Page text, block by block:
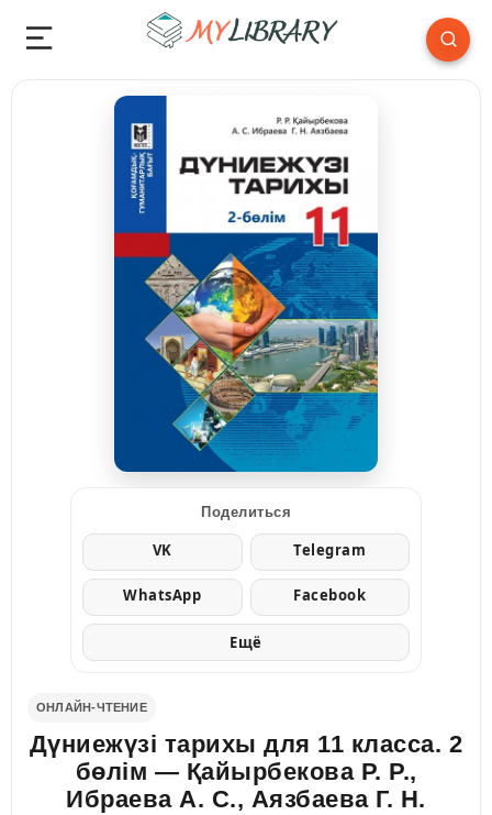
Поделиться
VK Telegram
WhatsApp Facebook
Ещё
ОНЛАЙН-ЧТЕНИЕ
Дүниежүзі тарихы для 11 класса. 2
бөлім — Қайырбекова Р. Р.,
Ибраева А. С., Аязбаева Г. Н.